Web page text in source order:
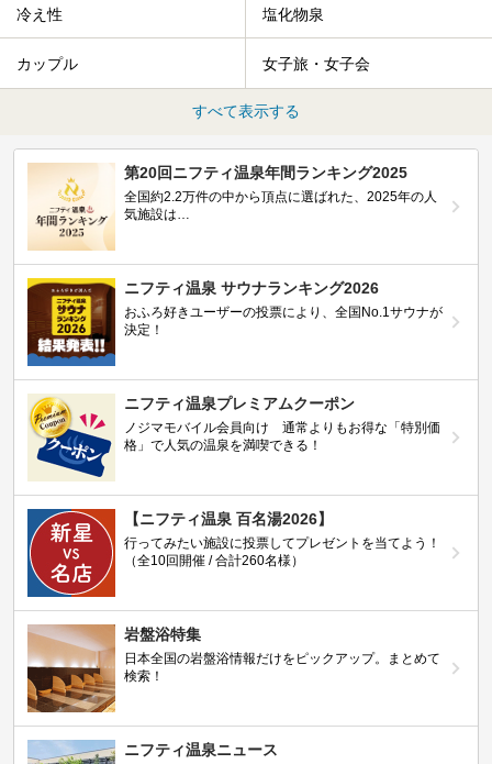
冷え性 塩化物泉
カップル 女子旅・女子会
すべて表示する
第20回ニフティ温泉年間ランキング2025
全国約2.2万件の中から頂点に選ばれた、2025年の人
気施設は…
ニフティ温泉 サウナランキング2026
おふろ好きユーザーの投票により、全国No.1サウナが
決定！
ニフティ温泉プレミアムクーポン
ノジマモバイル会員向け 通常よりもお得な「特別価
格」で人気の温泉を満喫できる！
【ニフティ温泉 百名湯2026】
行ってみたい施設に投票してプレゼントを当てよう！
（全10回開催 / 合計260名様）
岩盤浴特集
日本全国の岩盤浴情報だけをピックアップ。まとめて
検索！
ニフティ温泉ニュース